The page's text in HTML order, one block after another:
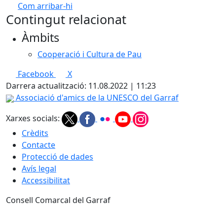
Com arribar-hi
+
−
Contingut relacionat
Àmbits
Cooperació i Cultura de Pau
Facebook
X
Darrera actualització: 11.08.2022 | 11:23
Associació d'amics de la UNESCO del Garraf
Xarxes socials:
Crèdits
Contacte
Protecció de dades
Avís legal
Accessibilitat
Consell Comarcal del Garraf